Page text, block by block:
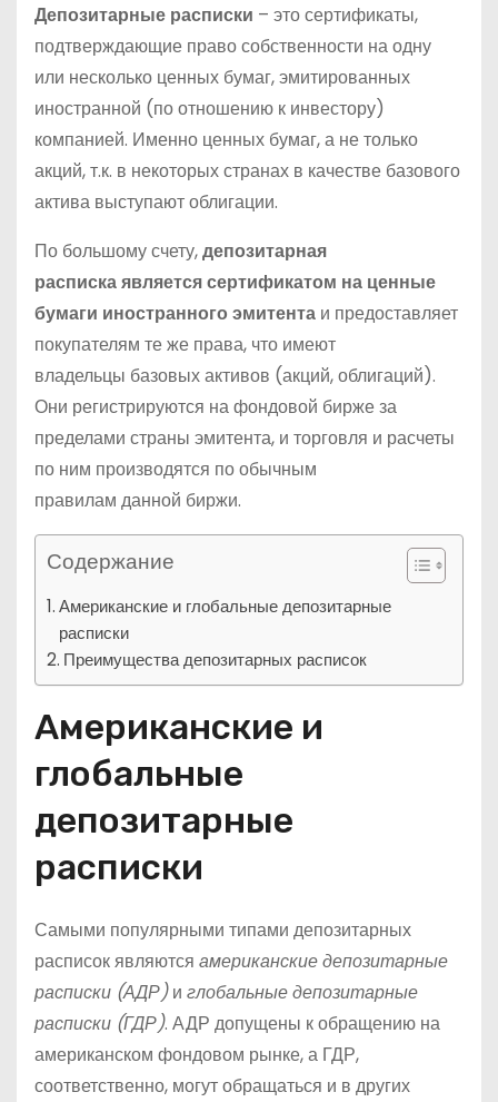
Депозитарные расписки – это сертификаты,
подтверждающие право собственности на одну
или несколько ценных бумаг, эмитированных
иностранной (по отношению к инвестору)
компанией. Именно ценных бумаг, а не только
акций, т.к. в некоторых странах в качестве базового
актива выступают облигации.
По большому счету,депозитарная
расписка является сертификатом на ценные
бумаги иностранного эмитента и предоставляет
покупателям те же права, что имеют
владельцы базовых активов (акций, облигаций).
Они регистрируются на фондовой бирже за
пределами страны эмитента, и торговля и расчеты
по ним производятся по обычным
правилам данной биржи.
Содержание
Американские и глобальные депозитарные
расписки
Преимущества депозитарных расписок
Американские и
глобальные
депозитарные
расписки
Самыми популярными типами депозитарных
расписок являются американские депозитарные
расписки (АДР)и глобальные депозитарные
расписки (ГДР). АДР допущены к обращению на
американском фондовом рынке, а ГДР,
соответственно, могут обращаться и в других